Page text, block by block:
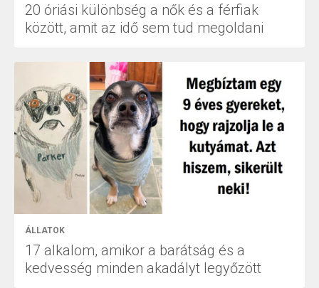
20 óriási különbség a nők és a férfiak
között, amit az idő sem tud megoldani
ÁLLATOK
17 alkalom, amikor a barátság és a
kedvesség minden akadályt legyőzött